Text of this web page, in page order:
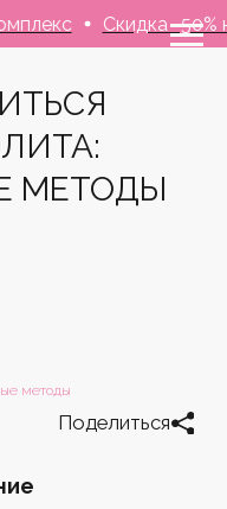
Скидка -50% на
методы